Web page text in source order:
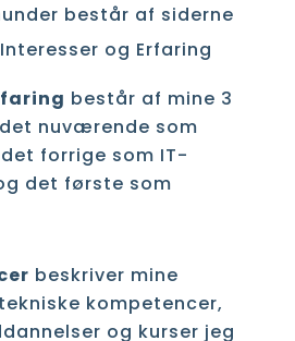
består af siderne
og Erfaring
består af mine 3
nuværende som
forrige som IT-
det første som
beskriver mine
kompetencer,
og kurser jeg